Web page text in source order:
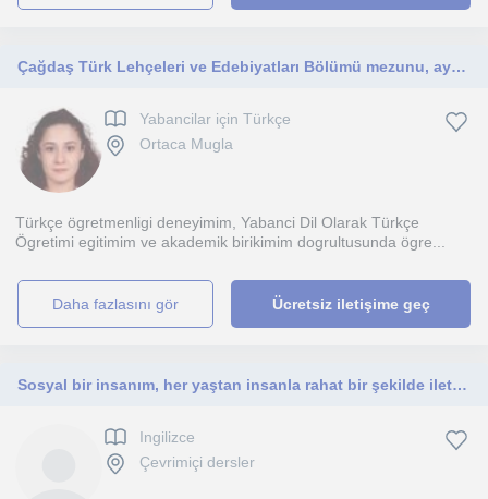
Çağdaş Türk Lehçeleri ve Edebiyatları Bölümü mezunu, aynı alanda yüksek lisans eğitimine devam eden bir Türkçe öğretmeniyim.
Yabancilar için Türkçe
Ortaca Mugla
Türkçe ögretmenligi deneyimim, Yabanci Dil Olarak Türkçe
Ögretimi egitimim ve akademik birikimim dogrultusunda ögre...
daha fazlasını gör Ücretsiz iletişime geç
Sosyal bir insanım, her yaştan insanla rahat bir şekilde iletişim kurabilir ve öğretebilirim.
Ingilizce
Çevrimiçi dersler